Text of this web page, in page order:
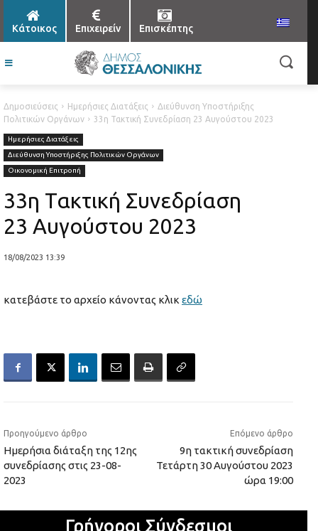
Κάτοικος Επιχειρείν Επισκέπτης
Δημοσιεύσεις Ημερήσιες Διατάξεις
Διεύθυνση Υποστήριξης
Πολιτικών Οργάνων
33η Τακτική Συνεδρίαση 23 Αυγούστου 2023
Ημερήσιες Διατάξεις
Διεύθυνση Υποστήριξης Πολιτικών Οργάνων
Οικονομική Επιτροπή
33η Τακτική Συνεδρίαση
23 Αυγούστου 2023
18/08/2023 13:39
κατεβάστε το αρχείο κάνοντας κλικ εδώ
Προηγούμενο άρθρο
Ημερήσια διάταξη της 12ης
συνεδρίασης στις 23-08-
2023
Επόμενο άρθρο
9η τακτική συνεδρίαση
Τετάρτη 30 Αυγούστου 2023
ώρα 19:00
Γρήγοροι Σύνδεσμοι